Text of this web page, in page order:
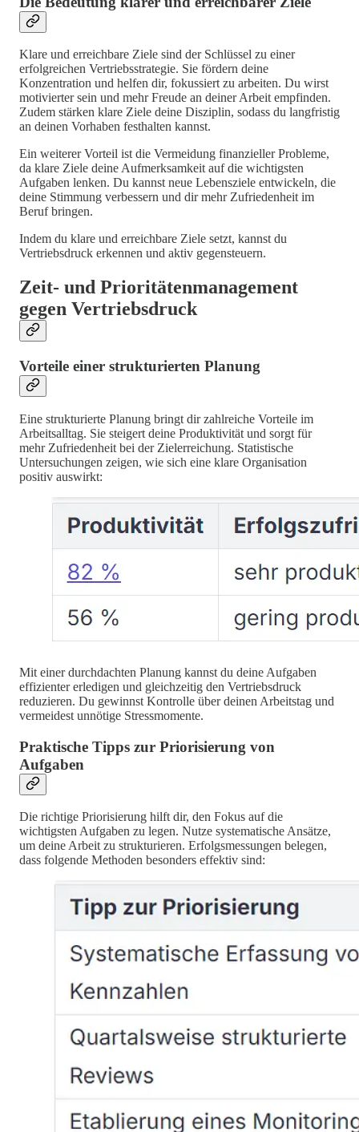
Klare und erreichbare Ziele sind der Schlüssel zu einer
erfolgreichen Vertriebsstrategie. Sie fördern deine
Konzentration und helfen dir, fokussiert zu arbeiten. Du wirst
motivierter sein und mehr Freude an deiner Arbeit empfinden.
Zudem stärken klare Ziele deine Disziplin, sodass du langfristig
an deinen Vorhaben festhalten kannst.
Ein weiterer Vorteil ist die Vermeidung finanzieller Probleme,
da klare Ziele deine Aufmerksamkeit auf die wichtigsten
Aufgaben lenken. Du kannst neue Lebensziele entwickeln, die
deine Stimmung verbessern und dir mehr Zufriedenheit im
Beruf bringen.
Indem du klare und erreichbare Ziele setzt, kannst du
Vertriebsdruck erkennen und aktiv gegensteuern.
Zeit- und Prioritätenmanagement
gegen Vertriebsdruck
Vorteile einer strukturierten Planung
Eine strukturierte Planung bringt dir zahlreiche Vorteile im
Arbeitsalltag. Sie steigert deine Produktivität und sorgt für
mehr Zufriedenheit bei der Zielerreichung. Statistische
Untersuchungen zeigen, wie sich eine klare Organisation
positiv auswirkt:
Mit einer durchdachten Planung kannst du deine Aufgaben
effizienter erledigen und gleichzeitig den Vertriebsdruck
reduzieren. Du gewinnst Kontrolle über deinen Arbeitstag und
vermeidest unnötige Stressmomente.
Praktische Tipps zur Priorisierung von
Aufgaben
Die richtige Priorisierung hilft dir, den Fokus auf die
wichtigsten Aufgaben zu legen. Nutze systematische Ansätze,
um deine Arbeit zu strukturieren. Erfolgsmessungen belegen,
dass folgende Methoden besonders effektiv sind: